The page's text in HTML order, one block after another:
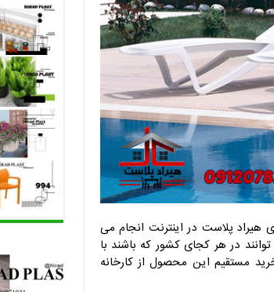
پلاست در اینترنت انجام می
در هر کجای کشور که باشند با
مستقیم این محصول از کارخانه